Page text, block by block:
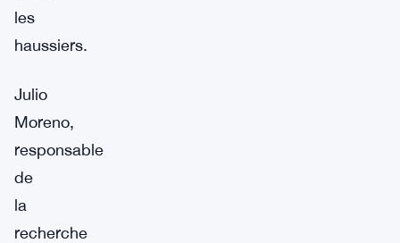
les
haussiers.
Julio
Moreno,
responsable
de
la
recherche